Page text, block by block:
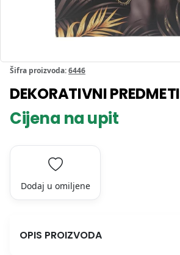
Šifra proizvoda:6446
DEKORATIVNI PREDMETI
Cijena na upit
Dodaj u omiljene
OPIS PROIZVODA